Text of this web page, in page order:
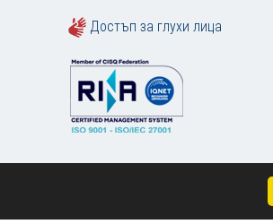
Достъп за глухи лица